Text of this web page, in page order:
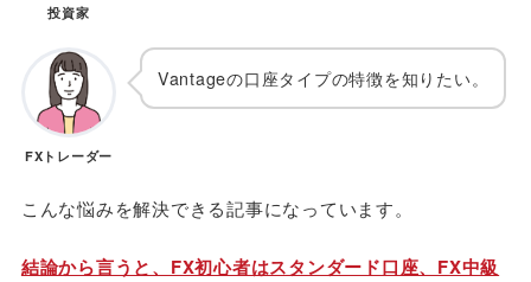
投資家
FXトレーダー
Vantageの口座タイプの特徴を知りたい。
こんな悩みを解決できる記事になっています。
結論から言うと、FX初心者はスタンダード口座、FX中級